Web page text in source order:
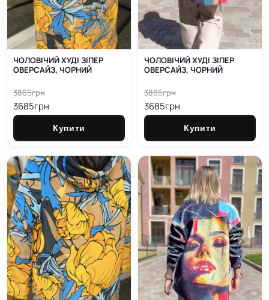
ЧОЛОВІЧИЙ ХУДІ ЗІПЕР
ОВЕРСАЙЗ, ЧОРНИЙ
3865грн
3685грн
Купити
ЧОЛОВІЧИЙ ХУДІ ЗІПЕР
ОВЕРСАЙЗ, ЧОРНИЙ
3865грн
3685грн
Купити